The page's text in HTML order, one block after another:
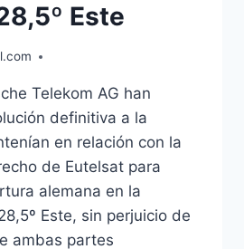
Este
Telekom AG han
definitiva a la
en relación con la
de Eutelsat para
alemana en la
Este, sin perjuicio de
ambas partes